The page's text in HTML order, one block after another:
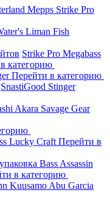
Mepps Strike Pro
Liman Fish
Strike Pro Megabass
категорию
Перейти в категорию
SnastiGood Stinger
Akara Savage Gear
Lucky Craft Перейти в
Bass Assassin
в категорию
Kuusamo Abu Garcia